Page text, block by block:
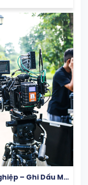
– Ghi Dấu Mọi